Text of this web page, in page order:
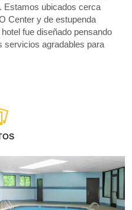
Estamos ubicados cerca
Center y de estupenda
fue diseñado pensando
servicios agradables para